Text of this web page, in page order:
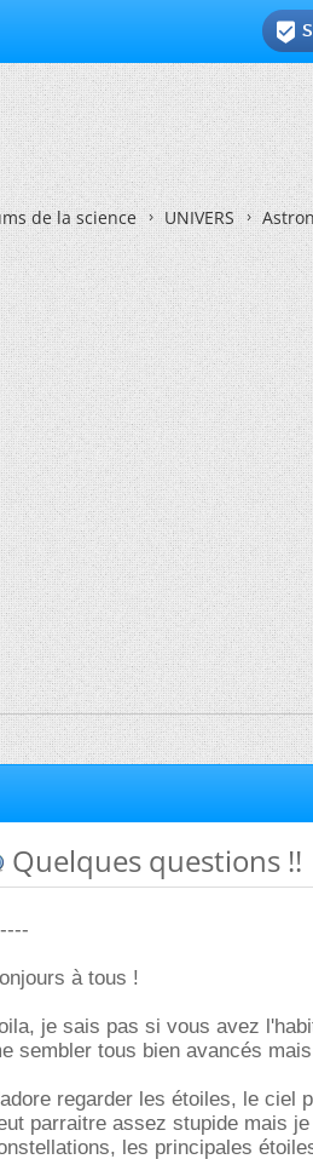

de la science UNIVERS
Quelques questions !!
à tous !
je sais pas si vous avez
sembler tous bien avancés
regarder les étoiles, le ciel
parraitre assez stupide mais
les principales